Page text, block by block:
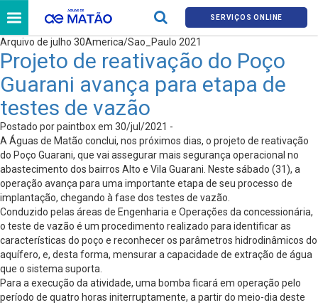
SERVIÇOS ONLINE
Arquivo de julho 30America/Sao_Paulo 2021
Projeto de reativação do Poço
Guarani avança para etapa de
testes de vazão
Postado por paintbox em 30/jul/2021 -
A Águas de Matão conclui, nos próximos dias, o projeto de reativação
do Poço Guarani, que vai assegurar mais segurança operacional no
abastecimento dos bairros Alto e Vila Guarani. Neste sábado (31), a
operação avança para uma importante etapa de seu processo de
implantação, chegando à fase dos testes de vazão.
Conduzido pelas áreas de Engenharia e Operações da concessionária,
o teste de vazão é um procedimento realizado para identificar as
características do poço e reconhecer os parâmetros hidrodinâmicos do
aquífero, e, desta forma, mensurar a capacidade de extração de água
que o sistema suporta.
Para a execução da atividade, uma bomba ficará em operação pelo
período de quatro horas initerruptamente, a partir do meio-dia deste